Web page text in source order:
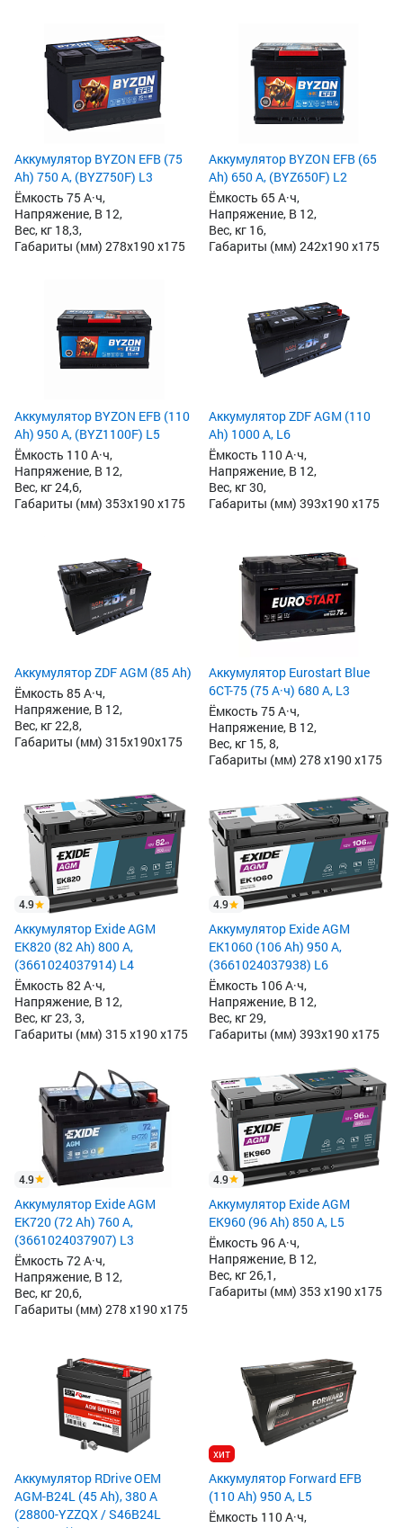
Аккумулятор BYZON EFB (75
Ah) 750 А, (BYZ750F) L3
Ёмкость 75 А·ч,
Напряжение, В 12,
Вес, кг 18,3,
Габариты (мм) 278x190 x175
Аккумулятор BYZON EFB (65
Ah) 650 А, (BYZ650F) L2
Ёмкость 65 А·ч,
Напряжение, В 12,
Вес, кг 16,
Габариты (мм) 242x190 x175
Аккумулятор BYZON EFB (110
Ah) 950 А, (BYZ1100F) L5
Ёмкость 110 А·ч,
Напряжение, В 12,
Вес, кг 24,6,
Габариты (мм) 353x190 x175
Аккумулятор ZDF AGM (110
Ah) 1000 А, L6
Ёмкость 110 А·ч,
Напряжение, В 12,
Вес, кг 30,
Габариты (мм) 393x190 x175
Аккумулятор ZDF AGM (85 Ah)
Ёмкость 85 А·ч,
Напряжение, В 12,
Вес, кг 22,8,
Габариты (мм) 315x190x175
Аккумулятор Eurostart Blue
6CT-75 (75 А·ч) 680 А, L3
Ёмкость 75 А·ч,
Напряжение, В 12,
Вес, кг 15, 8,
Габариты (мм) 278 x190 x175
4.9
Аккумулятор Exide AGM
EK820 (82 Ah) 800 А,
(3661024037914) L4
Ёмкость 82 А·ч,
Напряжение, В 12,
Вес, кг 23, 3,
Габариты (мм) 315 x190 x175
4.9
Аккумулятор Exide AGM
EK1060 (106 Ah) 950 А,
(3661024037938) L6
Ёмкость 106 А·ч,
Напряжение, В 12,
Вес, кг 29,
Габариты (мм) 393x190 x175
4.9
Аккумулятор Exide AGM
EK720 (72 Ah) 760 А,
(3661024037907) L3
Ёмкость 72 А·ч,
Напряжение, В 12,
Вес, кг 20,6,
Габариты (мм) 278 x190 x175
4.9
Аккумулятор Exide AGM
EK960 (96 Ah) 850 А, L5
Ёмкость 96 А·ч,
Напряжение, В 12,
Вес, кг 26,1,
Габариты (мм) 353 x190 x175
Аккумулятор RDrive OEM
AGM-B24L (45 Ah), 380 А
(28800-YZZQX / S46B24L
хит
Аккумулятор Forward EFB
(110 Ah) 950 А, L5
Ёмкость 110 А·ч,